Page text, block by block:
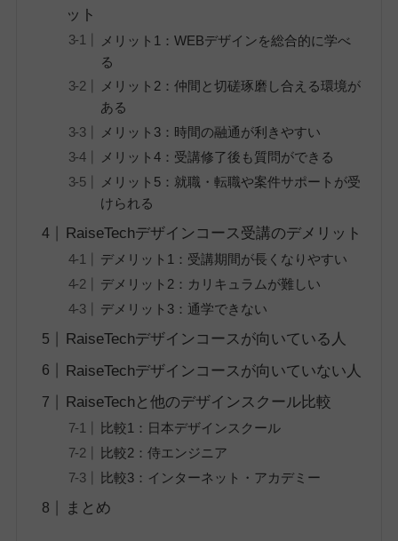
ット
メリット1：WEBデザインを総合的に学べ
る
メリット2：仲間と切磋琢磨し合える環境が
ある
メリット3：時間の融通が利きやすい
メリット4：受講修了後も質問ができる
メリット5：就職・転職や案件サポートが受
けられる
RaiseTechデザインコース受講のデメリット
デメリット1：受講期間が長くなりやすい
デメリット2：カリキュラムが難しい
デメリット3：通学できない
RaiseTechデザインコースが向いている人
RaiseTechデザインコースが向いていない人
RaiseTechと他のデザインスクール比較
比較1：日本デザインスクール
比較2：侍エンジニア
比較3：インターネット・アカデミー
まとめ